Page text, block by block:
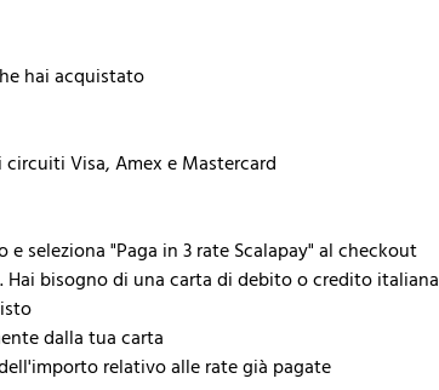
hai acquistato
Visa, Amex e Mastercard
seleziona "Paga in 3 rate Scalapay" al checkout
bisogno di una carta di debito o credito italiana
dalla tua carta
relativo alle rate già pagate